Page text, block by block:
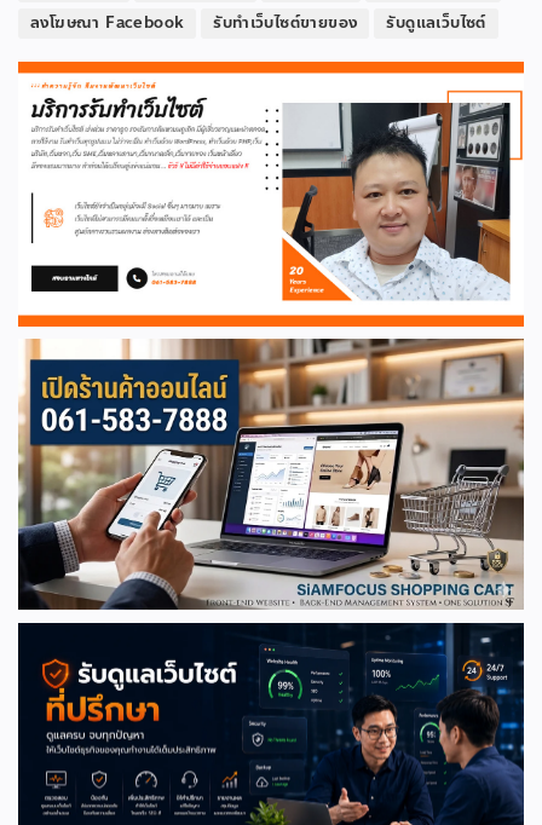
ลงโฆษณา Facebook
รับทำเว็บไซต์ขายของ รับดูแลเว็บไซต์